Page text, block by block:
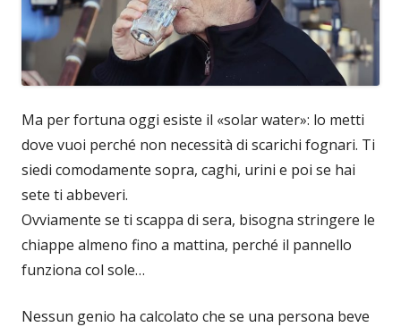
Ma per fortuna oggi esiste il «solar water»: lo metti
dove vuoi perché non necessità di scarichi fognari. Ti
siedi comodamente sopra, caghi, urini e poi se hai
sete ti abbeveri.
Ovviamente se ti scappa di sera, bisogna stringere le
chiappe almeno fino a mattina, perché il pannello
funziona col sole…
Nessun genio ha calcolato che se una persona beve